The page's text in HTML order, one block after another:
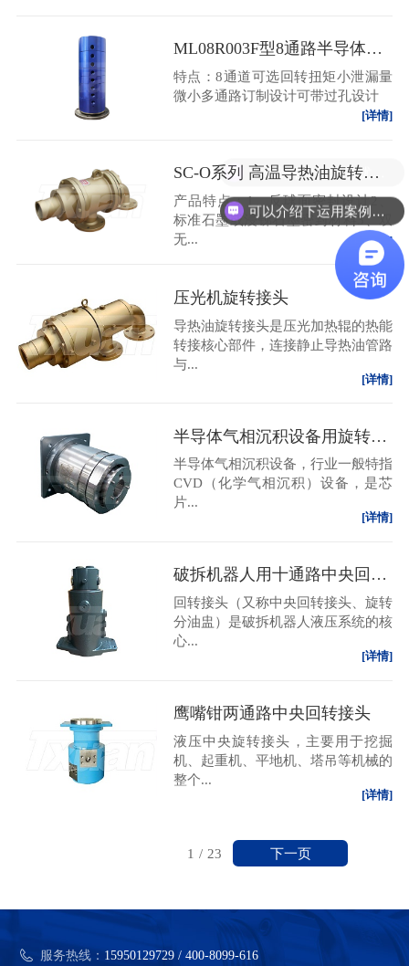
ML08R003F型8通路半导体专用减薄机抛光机旋转接头
特点：8通道可选回转扭矩小泄漏量
微小多通路订制设计可带过孔设计
[详情]
SC-O系列 高温导热油旋转接头
产品特点：1、反球面密封设计2、
标准石墨或浸锑石墨密封材料3、双
无...
[详情]
压光机旋转接头
导热油旋转接头是压光加热辊的热能
转接核心部件，连接静止导热油管路
与...
[详情]
半导体气相沉积设备用旋转接头
半导体气相沉积设备，行业一般特指
CVD（化学气相沉积）设备，是芯
片...
[详情]
破拆机器人用十通路中央回转接头
回转接头（又称中央回转接头、旋转
分油盅）是破拆机器人液压系统的核
心...
[详情]
鹰嘴钳两通路中央回转接头
液压中央旋转接头，主要用于挖掘
机、起重机、平地机、塔吊等机械的
整个...
[详情]
1 / 23 下一页
服务热线： 15950129729 / 400-8099-616